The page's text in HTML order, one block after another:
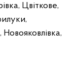
Цвіткове,